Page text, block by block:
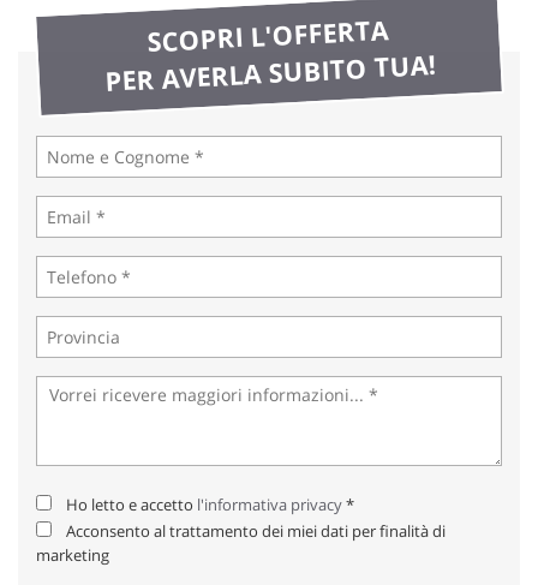
SCOPRI L'OFFERTA
PER AVERLA SUBITO TUA!
Ho letto e accetto l'informativa privacy*
Acconsento al trattamento dei miei dati per finalità di
marketing
qualsiasi
momento.
Cookie delle preferenze
Cookie per il miglioramento dell'esperienza utente